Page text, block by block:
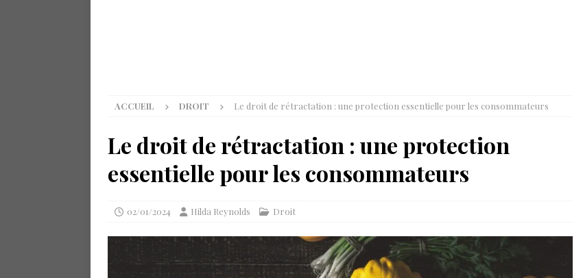
ACCUEIL DROIT Le droit de rétractation : une protection essentielle pour les consommateurs
Le droit de rétractation : une protection
essentielle pour les consommateurs
02/01/2024 Hilda Reynolds Droit